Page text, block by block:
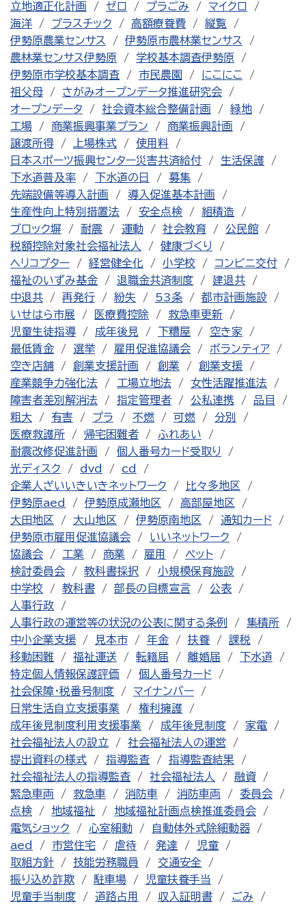
立地適正化計画
ゼロ プラごみ
マイクロ
海洋
プラスチック 高額療養費
縦覧
伊勢原農業センサス
伊勢原市農林業センサス
農林業センサス伊勢原
学校基本調査伊勢原
伊勢原市学校基本調査
市民農園
にこにこ
祖父母
さがみオープンデータ推進研究会
オープンデータ
社会資本総合整備計画
緑地
工場
商業振興事業プラン
商業振興計画
譲渡所得
上場株式
使用料
日本スポーツ振興センター災害共済給付
生活保護
下水道普及率
下水道の日
募集
先端設備等導入計画
導入促進基本計画
生産性向上特別措置法
安全点検
組積造
ブロック塀
耐震 運動 社会教育
公民館
税額控除対象社会福祉法人
健康づくり
ヘリコプター
経営健全化 小学校
コンビニ交付
福祉のいずみ基金
退職金共済制度
建退共
中退共
再発行 紛失 53条
都市計画施設
いせはら市展
医療費控除
救急車更新
児童生徒指導
成年後見 下糟屋
空き家
最低賃金
選挙 雇用促進協議会
ボランティア
空き店舗
創業支援計画 創業
創業支援
産業競争力強化法
工場立地法
女性活躍推進法
障害者差別解消法
指定管理者 公私連携
品目
粗大
有害 プラ 不燃 可燃
分別
医療救護所
帰宅困難者
ふれあい
耐震改修促進計画
個人番号カード受取り
光ディスク
dvd
cd
企業人ざいいきいきネットワーク
比々多地区
伊勢原aed
伊勢原成瀬地区
高部屋地区
大田地区
大山地区 伊勢原南地区
通知カード
伊勢原市雇用促進協議会
いいネットワーク
協議会
工業 商業 雇用
ペット
検討委員会
教科書採択
小規模保育施設
中学校
教科書 部長の目標宣言
公表
人事行政
人事行政の運営等の状況の公表に関する条例
集積所
中小企業支援
見本市 年金 扶養
課税
移動困難
福祉運送 転籍届 離婚届
下水道
特定個人情報保護評価
個人番号カード
社会保障・税番号制度
マイナンバー
日常生活自立支援事業
権利擁護
成年後見制度利用支援事業
成年後見制度
家電
社会福祉法人の設立
社会福祉法人の運営
提出資料の様式
指導監査
指導監査結果
社会福祉法人の指導監査
社会福祉法人
融資
緊急車両
救急車 消防車 消防車両
委員会
点検
地域福祉
地域福祉計画点検推進委員会
電気ショック
心室細動
自動体外式除細動器
aed
市営住宅 虐待 発達
児童
取組方針
技能労務職員
交通安全
振り込め詐欺
駐車場
児童扶養手当
児童手当制度
道路占用 収入証明書 ごみ